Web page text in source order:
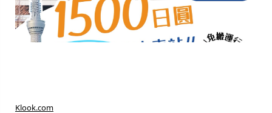
Klook.com